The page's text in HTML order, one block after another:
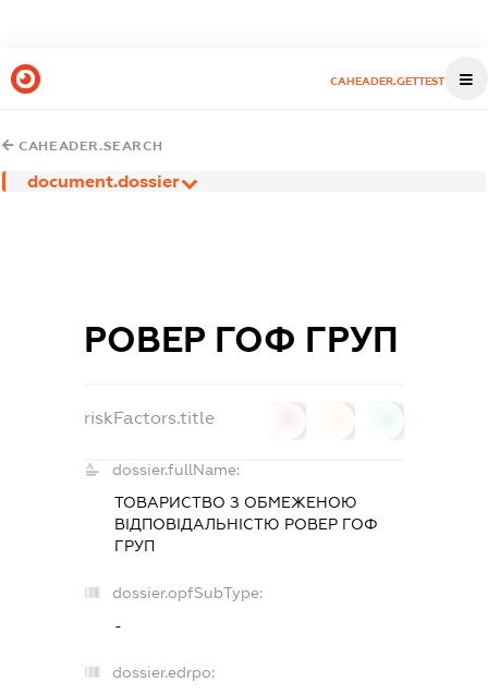
CAHEADER.GETTEST
CAHEADER.SEARCH
document.dossier
РОВЕР ГОФ ГРУП
riskFactors.title
dossier.fullName:
ТОВАРИСТВО З ОБМЕЖЕНОЮ
ВІДПОВІДАЛЬНІСТЮ РОВЕР ГОФ
ГРУП
dossier.opfSubType:
-
dossier.edrpo: